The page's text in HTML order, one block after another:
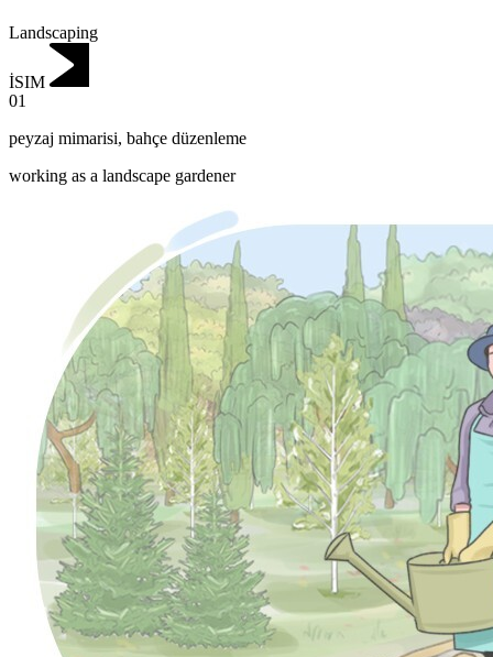
Landscaping
İSIM
01
peyzaj mimarisi, bahçe düzenleme
working as a landscape gardener